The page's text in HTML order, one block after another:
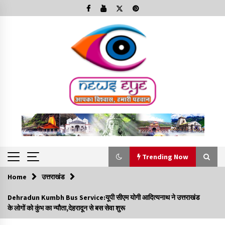
to
Trending Now
Trending Now
Minorities Rights Day : विश्व अल्पसंख्यक अधिकार दिवस
कार्यक्रम में शामिल हुए सीएम,आधुनिक मदरसों का नाम अब्दुल कलाम के नाम
Home उत्तराखंड
Dehradun Kumbh Bus Service:यूपी सीएम योगी आदित्यनाथ ने उत्तराखंड
के लोगों को कुंभ का न्यौता,देहरादून से बस सेवा शुरू